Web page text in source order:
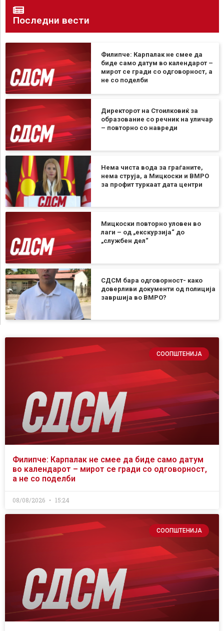
Последни вести
Филипче: Карпалак не смее да
биде само датум во календарот –
мирот се гради со одговорност, а
не со поделби
Директорот на Стоилковиќ за
образование со речник на уличар
– повторно со навреди
Нема чиста вода за граѓаните,
нема струја, а Мицкоски и ВМРО
за профит туркаат дата центри
Мицкоски повторно уловен во
лаги – од „екскурзија“ до
„службен дел“
СДСМ бара одговорност- како
доверливи документи од полиција
завршија во ВМРО?
СООПШТЕНИЈА
Филипче: Карпалак не смее да биде само датум
во календарот – мирот се гради со одговорност,
а не со поделби
08/08/2026 15:24
СООПШТЕНИЈА